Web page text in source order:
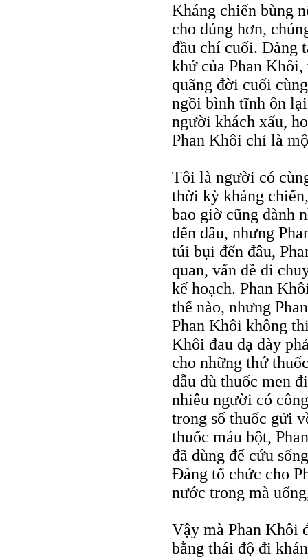
Kháng chiến bùng
cho đúng hơn,
đầu chí cuối. Đảng
khứ của Phan
quãng đời cuối
ngồi bình tĩnh ôn
người khách xấu,
Phan Khôi chỉ là
Tôi là người có
thời kỳ kháng
bao giờ cũng dành
đến đâu, nhưng
túi bụi đến đâu,
quan, vấn đề di
kế hoạch. Phan
thế nào, nhưng
Phan Khôi không
Khôi đau dạ dày
cho những thứ
dẫu dù thuốc men
nhiêu người có
trong số thuốc gửi
thuốc máu bột,
đã dùng để cứu
Đảng tổ chức cho
nước trong mà
Vậy mà Phan Khôi
bằng thái độ đi